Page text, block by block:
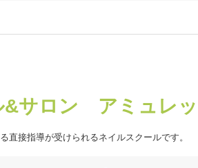
&サロン アミュレ
直接指導が受けられるネイルスクールです。